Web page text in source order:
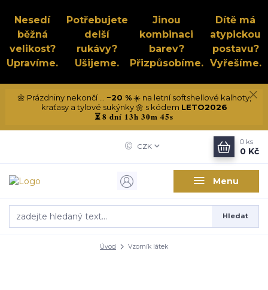
Nesedí
běžná
velikost?
Upravíme.
Potřebujete
delší
rukávy?
Ušijeme.
Jinou
kombinaci
barev?
Přizpůsobíme.
Dítě má
atypickou
postavu?
Vyřešíme.
🌼 Prázdniny nekončí ... −20 %☀️ na letní softshellové kalhoty,
kraťasy a tylové sukýnky 🌼 s kódem LETO2026
⏳8 dní 13h 30m 45s
Menu
CZK
Hledat
0 ks
0 Kč
Úvod Vzorník látek